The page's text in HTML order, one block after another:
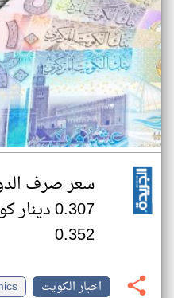
سعر صرف
0.307
0.352
اخبار الكويت